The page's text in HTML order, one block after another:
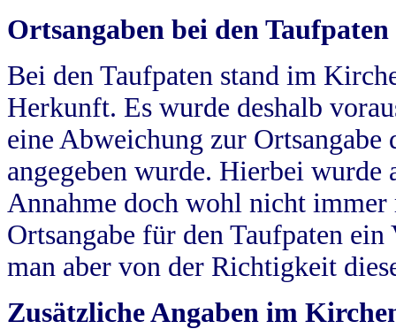
Ortsangaben bei den Taufpaten
Bei den Taufpaten stand im
Herkunft. Es wurde deshalb
eine Abweichung zur
angegeben wurde. Hierbei wurde
Annahme doch wohl nicht
Ortsangabe für den Taufpaten
man aber von der Richtigkeit
Zusätzliche Angaben im